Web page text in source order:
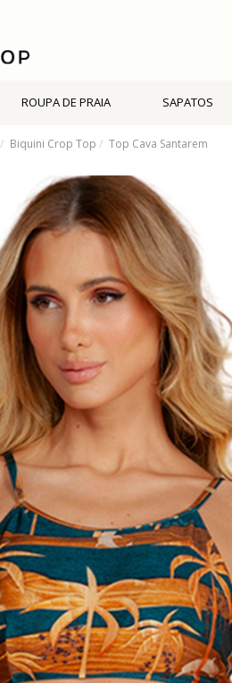
ROUPA DE PRAIA SAPATOS
Biquini Crop Top Top Cava Santarem